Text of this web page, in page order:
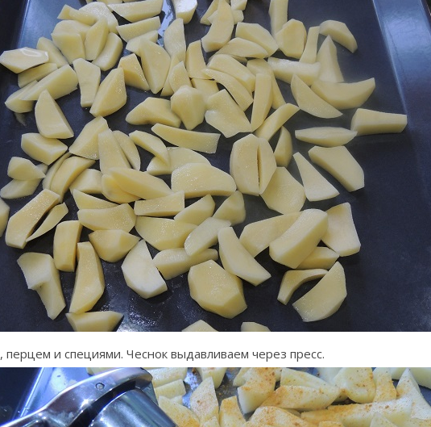
и специями. Чеснок выдавливаем через пресс.